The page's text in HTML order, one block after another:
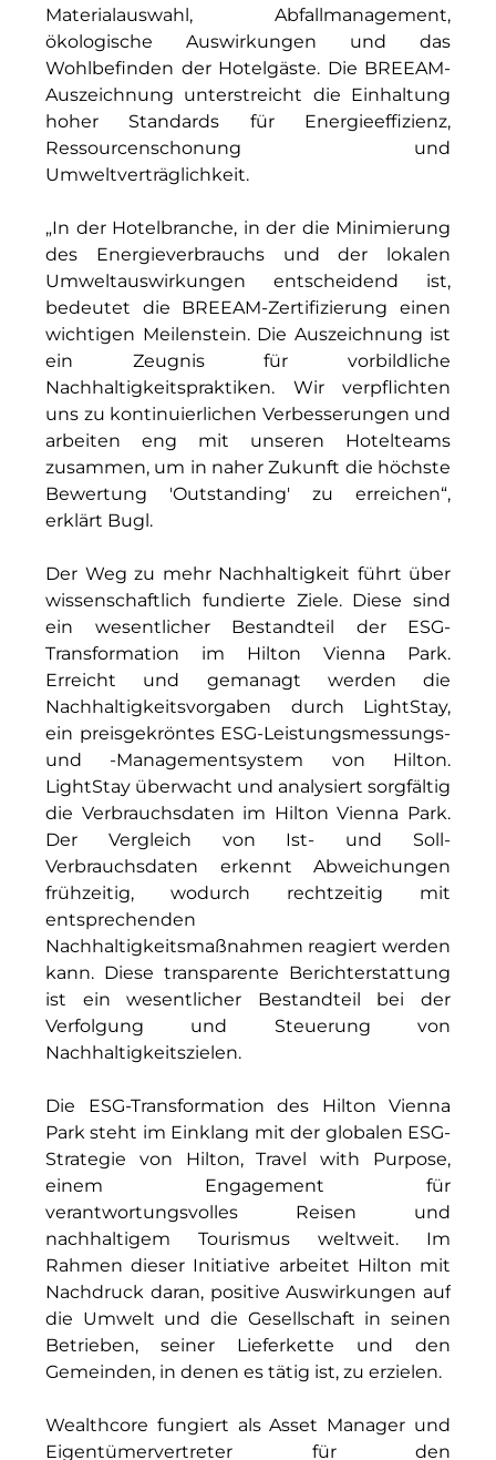
Rock Capital Group
Scoperty
Scrivo Communications
Starlab International GmbH
Timber Factory
UBM Development
The Q
The Scandinavian Ensemble
The Stack
The Verse
United Benefits Holding
Sponsoring
Wealthcap
WEALTHCORE Investment Management
Wemolo
XPAY Group
ZielstattQuartier
123C DIGITAL CONSULTING GMBH
Dr. Aribert Spiegler - Fotografie
Dr. Hans Kröner-Stiftung
IGENUS Immobilien
Pride SKIN
1337UGC
ACCUMULATA
Accumulata Operations (AOP)
AIM
Allgemeine SÜDBODEN
City 1 Group
Clean Intralogistics Net (CIN)
Materialauswahl, Abfallmanagement,
ökologische Auswirkungen und das
Wohlbefinden der Hotelgäste. Die BREEAM-
Auszeichnung unterstreicht die Einhaltung
hoher Standards für Energieeffizienz,
Ressourcenschonung und
Umweltverträglichkeit.
„In der Hotelbranche, in der die Minimierung
des Energieverbrauchs und der lokalen
Umweltauswirkungen entscheidend ist,
bedeutet die BREEAM-Zertifizierung einen
wichtigen Meilenstein. Die Auszeichnung ist
ein Zeugnis für vorbildliche
Nachhaltigkeitspraktiken. Wir verpflichten
uns zu kontinuierlichen Verbesserungen und
arbeiten eng mit unseren Hotelteams
zusammen, um in naher Zukunft die höchste
Bewertung 'Outstanding' zu erreichen“,
erklärt Bugl.
Der Weg zu mehr Nachhaltigkeit führt über
wissenschaftlich fundierte Ziele. Diese sind
ein wesentlicher Bestandteil der ESG-
Transformation im Hilton Vienna Park.
Erreicht und gemanagt werden die
Nachhaltigkeitsvorgaben durch LightStay,
ein preisgekröntes ESG-Leistungsmessungs-
und -Managementsystem von Hilton.
LightStay überwacht und analysiert sorgfältig
die Verbrauchsdaten im Hilton Vienna Park.
Der Vergleich von Ist- und Soll-
Verbrauchsdaten erkennt Abweichungen
frühzeitig, wodurch rechtzeitig mit
entsprechenden
Nachhaltigkeitsmaßnahmen reagiert werden
kann. Diese transparente Berichterstattung
ist ein wesentlicher Bestandteil bei der
Verfolgung und Steuerung von
Nachhaltigkeitszielen.
Die ESG-Transformation des Hilton Vienna
Park steht im Einklang mit der globalen ESG-
Strategie von Hilton, Travel with Purpose,
einem Engagement für
verantwortungsvolles Reisen und
nachhaltigem Tourismus weltweit. Im
Rahmen dieser Initiative arbeitet Hilton mit
Nachdruck daran, positive Auswirkungen auf
die Umwelt und die Gesellschaft in seinen
Betrieben, seiner Lieferkette und den
Gemeinden, in denen es tätig ist, zu erzielen.
Wealthcore fungiert als Asset Manager und
Eigentümervertreter für den